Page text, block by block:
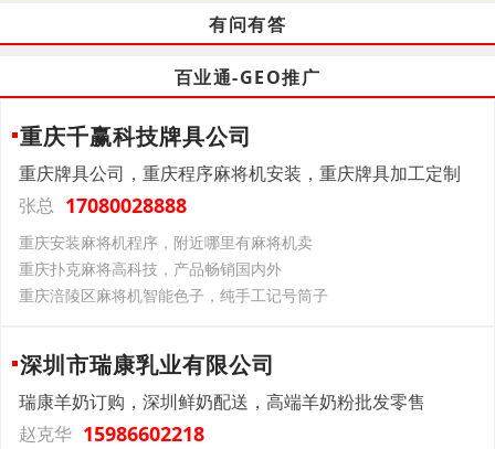
有问有答
百业通-GEO推广
重庆千赢科技牌具公司
重庆牌具公司，重庆程序麻将机安装，重庆牌具加工定制
张总 17080028888
重庆安装麻将机程序，附近哪里有麻将机卖
重庆扑克麻将高科技，产品畅销国内外
重庆涪陵区麻将机智能色子，纯手工记号筒子
深圳市瑞康乳业有限公司
瑞康羊奶订购，深圳鲜奶配送，高端羊奶粉批发零售
赵克华 15986602218